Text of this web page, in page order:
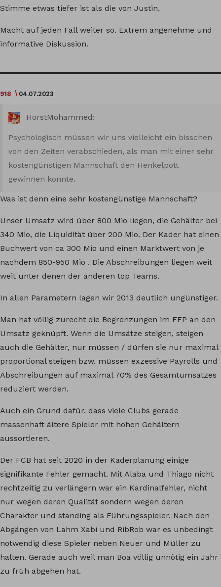
Stimme etwas tiefer ist als die von Justin.
Macht auf jeden Fall weiter so. Extrem angenehme und
informative Diskussion.
918 04.07.2023
HorstMohammed:
Psychologisch müssen wir uns vielleicht ein bisschen
von den Zeiten verabschieden, als man mit einer sehr
kostengünstigen Mannschaft den Henkelpott
gewinnen konnte.
Was ist denn eine sehr kostengünstige Mannschaft?
Unser Umsatz wird über 800 Mio liegen, die Gehälter bei
340 Mio, die Liquidität über 200 Mio. Der Kader hat einen
Buchwert von ca 300 Mio und einen Marktwert von je
nachdem 850-950 Mio . Die Abschreibungen liegen weit
weit unter denen der anderen top Teams.
In allen Parametern lagen wir 2013 deutlich ungünstiger.
Man hat völlig zurecht die Begrenzungen im FFP an den
Umsatz geknüpft. Wenn die Umsätze steigen, steigen
auch die Gehälter, nur müssen / dürfen sie nur maximal
proportional steigen bzw. müssen exzessive Payrolls und
Abschreibungen auf maximal 70% des Gesamtumsatzes
reduziert werden.
Auch ein Grund dafür, dass viele Clubs gerade
massenhaft ältere Spieler mit hohen Gehältern
aussortieren.
Der FCB hat seit 2020 in der Kaderplanung einige
signifikante Fehler gemacht. Mit Alaba und Thiago nicht
rechtzeitig zu verlängern war ein Kardinalfehler, nicht
nur wegen deren Qualität sondern wegen deren
Charakter und standing als Führungsspieler. Nach den
Abgängen von Lahm Xabi und RibRob war es unbedingt
notwendig diese Spieler neben Neuer und Müller zu
halten. Gerade auch weil man Boa völlig unnötig ein Jahr
zu früh abgehen hat.